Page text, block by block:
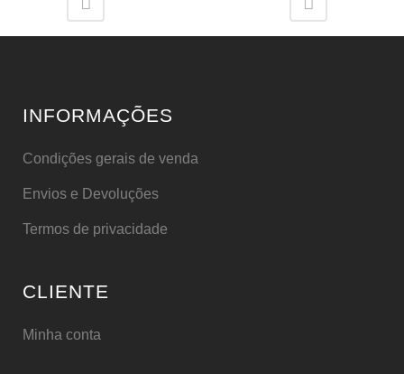
INFORMAÇÕES
Condições gerais de venda
Envios e Devoluções
Termos de privacidade
CLIENTE
Minha conta